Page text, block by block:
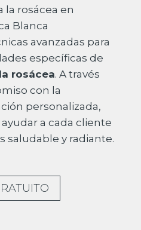
la rosácea en
Blanca
avanzadas para
específicas de
rosácea. A través
con la
personalizada,
a cada cliente
saludable y radiante.